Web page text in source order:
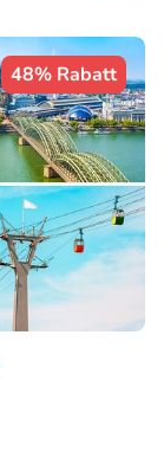
48% Rabatt